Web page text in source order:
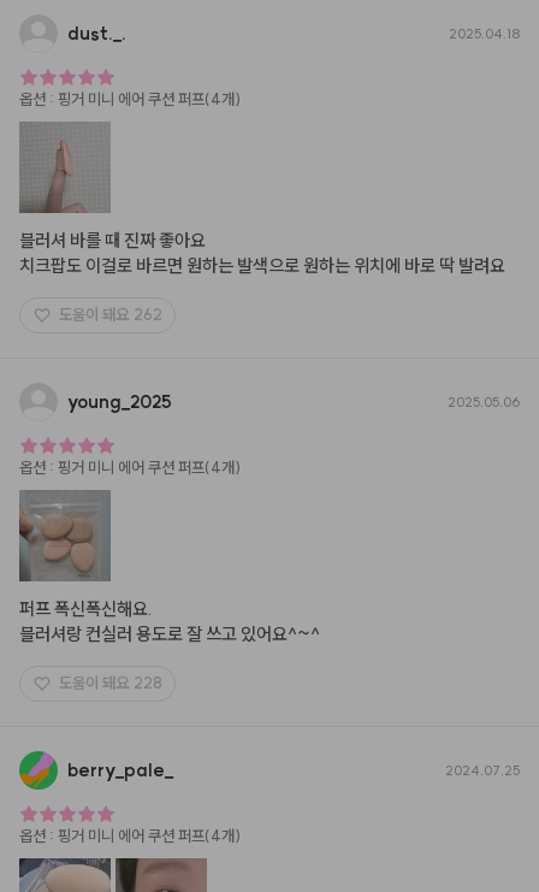
dust. . 2025.04.18
옵션 : 핑거 미니 에어 쿠션 퍼프(4개)
블러셔 바를 때 진짜 좋아요
치크팝도 이걸로 바르면 원하는 발색으로 원하는 위치에 바로 딱 발려요
도움이 돼요 262
young 2025 2025.05.06
옵션 : 핑거 미니 에어 쿠션 퍼프(4개)
퍼프 폭신폭신해요.
블러셔랑 컨실러 용도로 잘 쓰고 있어요^~^
도움이 돼요 228
berry pale 2024.07.25
옵션 : 핑거 미니 에어 쿠션 퍼프(4개)